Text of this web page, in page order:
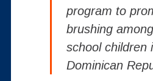
program to
brushing
school children
Dominican